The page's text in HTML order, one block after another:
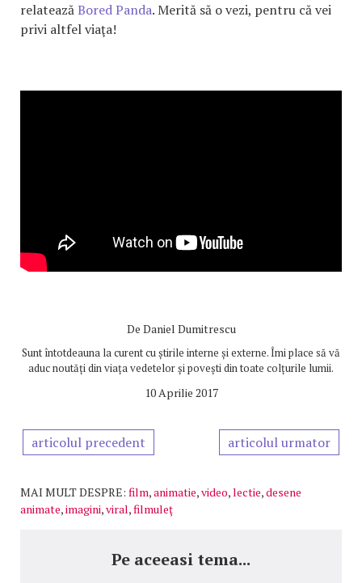
relateazăBored Panda. Merită să o vezi, pentru că vei
privi altfel viaţa!
De Daniel Dumitrescu
Sunt întotdeauna la curent cu știrile interne și externe. Îmi place să vă
aduc noutăți din viața vedetelor și povești din toate colțurile lumii.
10 Aprilie 2017
articolul precedent articolul urmator
MAI MULT DESPRE: film,animatie,video,lectie,desene
animate,imagini,viral,filmuleţ
Pe aceeasi tema...